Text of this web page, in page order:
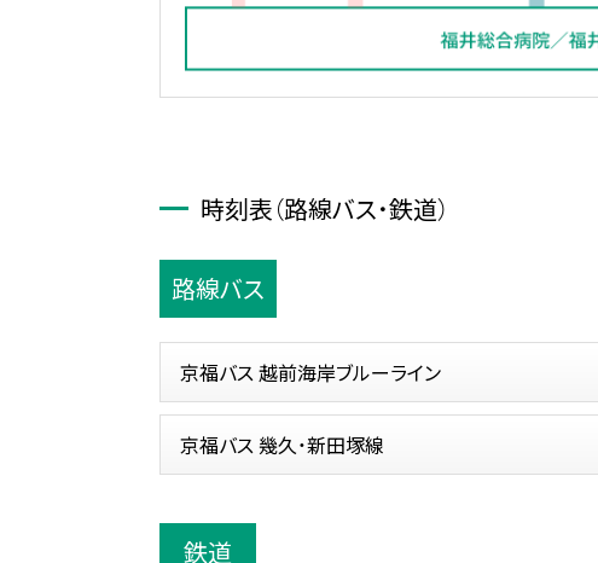
時刻表（路線バス・鉄道）
路線バス
京福バス 越前海岸ブルーライン
京福バス 幾久・新田塚線
鉄道